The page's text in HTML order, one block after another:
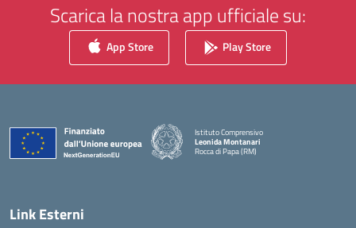
Scarica la nostra app ufficiale su:
App Store Play Store
Istituto Comprensivo
Leonida Montanari
Rocca di Papa (RM)
— Visita la pagina iniziale della scuola
Link Esterni